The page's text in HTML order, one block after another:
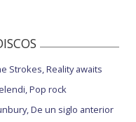
Strokes, Reality awaits
Pop rock
De un siglo anterior